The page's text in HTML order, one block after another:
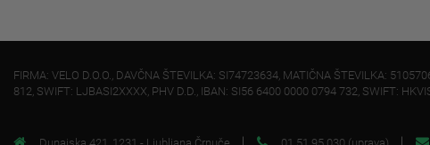
FIRMA: VELO D.O.O., DAVČNA ŠTEVILKA: SI74723634, MATIČNA ŠTEVILKA:
812, SWIFT: LJBASI2XXXX, PHV D.D., IBAN: SI56 6400 0000 0794 732, SWIFT: